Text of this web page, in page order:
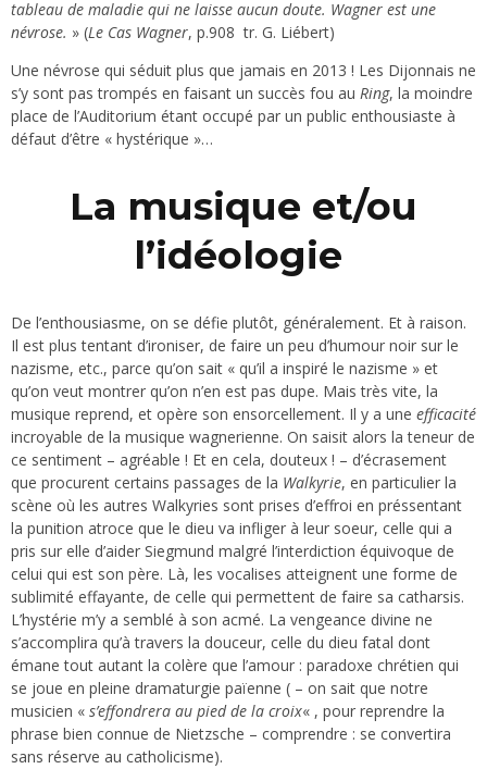
tableau de maladie qui ne laisse aucun doute. Wagner est une
névrose. » (Le Cas Wagner, p.908 tr. G. Liébert)
Une névrose qui séduit plus que jamais en 2013 ! Les Dijonnais ne
s’y sont pas trompés en faisant un succès fou au Ring, la moindre
place de l’Auditorium étant occupé par un public enthousiaste à
défaut d’être « hystérique »…
La musique et/ou
l’idéologie
De l’enthousiasme, on se défie plutôt, généralement. Et à raison.
Il est plus tentant d’ironiser, de faire un peu d’humour noir sur le
nazisme, etc., parce qu’on sait « qu’il a inspiré le nazisme » et
qu’on veut montrer qu’on n’en est pas dupe. Mais très vite, la
musique reprend, et opère son ensorcellement. Il y a une efficacité
incroyable de la musique wagnerienne. On saisit alors la teneur de
ce sentiment – agréable ! Et en cela, douteux ! – d’écrasement
que procurent certains passages de la Walkyrie, en particulier la
scène où les autres Walkyries sont prises d’effroi en préssentant
la punition atroce que le dieu va infliger à leur soeur, celle qui a
pris sur elle d’aider Siegmund malgré l’interdiction équivoque de
celui qui est son père. Là, les vocalises atteignent une forme de
sublimité effayante, de celle qui permettent de faire sa catharsis.
L’hystérie m’y a semblé à son acmé. La vengeance divine ne
s’accomplira qu’à travers la douceur, celle du dieu fatal dont
émane tout autant la colère que l’amour : paradoxe chrétien qui
se joue en pleine dramaturgie païenne ( – on sait que notre
musicien « s’effondrera au pied de la croix« , pour reprendre la
phrase bien connue de Nietzsche – comprendre : se convertira
sans réserve au catholicisme).